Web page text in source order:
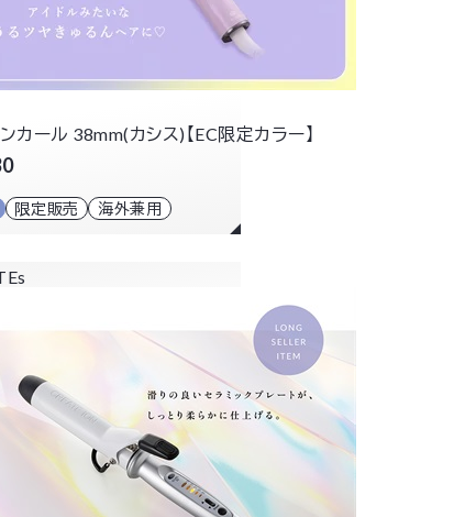
カール 38mm(カシス)【EC限定カラー】
限定販売 海外兼用